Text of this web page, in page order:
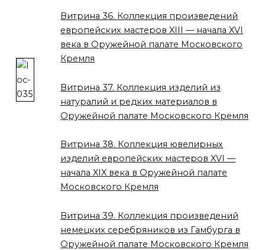
Витрина 36. Коллекция произведений
европейских мастеров XIII — начала XVI
века в Оружейной палате Московского
Кремля
Витрина 37. Коллекция изделий из
натуралий и редких материалов в
Оружейной палате Московского Кремля
Витрина 38. Коллекция ювелирных
изделий европейских мастеров XVI —
начала XIX века в Оружейной палате
Московского Кремля
Витрина 39. Коллекция произведений
немецких серебряников из Гамбурга в
Оружейной палате Московского Кремля